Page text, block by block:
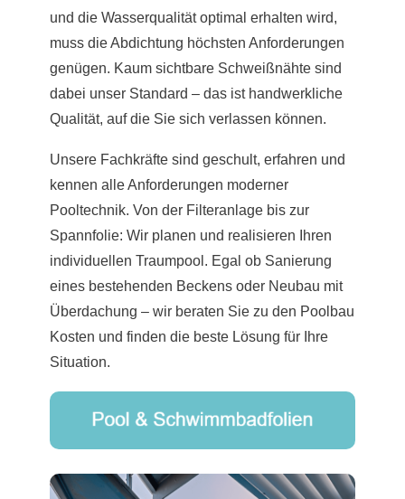
und die Wasserqualität optimal erhalten wird,
muss die Abdichtung höchsten Anforderungen
genügen. Kaum sichtbare Schweißnähte sind
dabei unser Standard – das ist handwerkliche
Qualität, auf die Sie sich verlassen können.
Unsere Fachkräfte sind geschult, erfahren und
kennen alle Anforderungen moderner
Pooltechnik. Von der Filteranlage bis zur
Spannfolie: Wir planen und realisieren Ihren
individuellen Traumpool. Egal ob Sanierung
eines bestehenden Beckens oder Neubau mit
Überdachung – wir beraten Sie zu den Poolbau
Kosten und finden die beste Lösung für Ihre
Situation.